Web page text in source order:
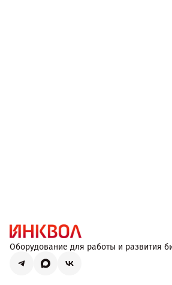
Оборудование для работы и развития